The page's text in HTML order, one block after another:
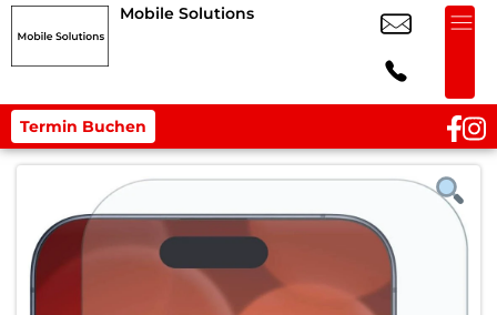
Mobile Solutions
Termin Buchen